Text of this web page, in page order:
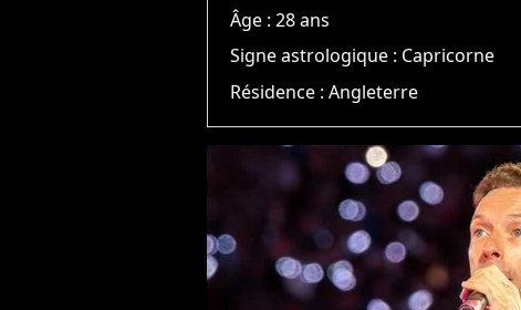
Âge :28 ans
Signe astrologique : Capricorne
Résidence :Angleterre